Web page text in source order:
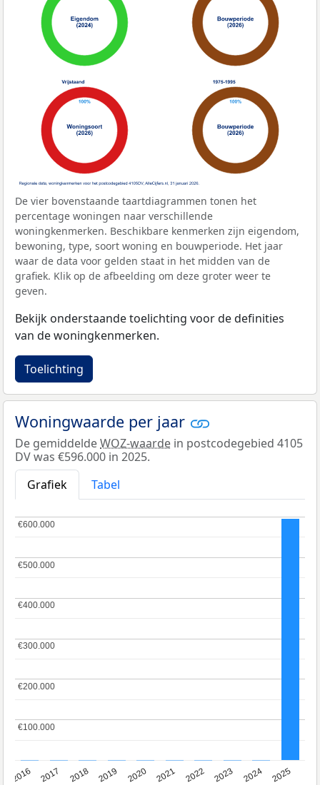
De vier bovenstaande taartdiagrammen tonen het
percentage woningen naar verschillende
woningkenmerken. Beschikbare kenmerken zijn eigendom,
bewoning, type, soort woning en bouwperiode. Het jaar
waar de data voor gelden staat in het midden van de
grafiek. Klik op de afbeelding om deze groter weer te
geven.
Bekijk onderstaande toelichting voor de definities
van de woningkenmerken.
Toelichting
Woningwaarde per jaar
De gemiddeldeWOZ-waarde in postcodegebied 4105
DV was €596.000 in 2025.
Grafiek
Tabel
2016 2017 2018 2019 2020 2021 2022 2023 2024 2025
€100.000
€100.000
€200.000
€200.000
€300.000
€300.000
€400.000
€400.000
€500.000
€500.000
€600.000
€600.000